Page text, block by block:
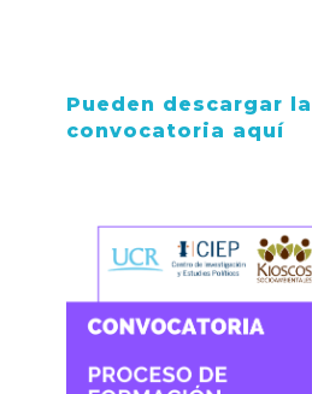
Pueden descargar la
convocatoria aquí